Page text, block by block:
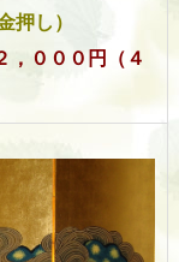
し）
０００円（４